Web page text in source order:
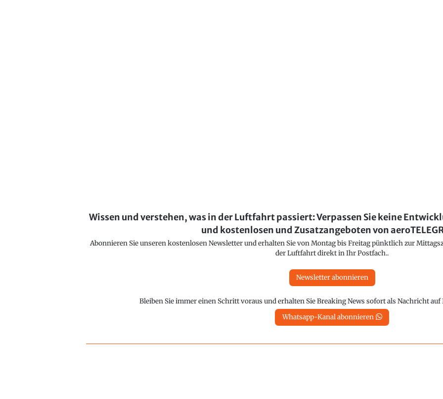
Wissen und verstehen, was in der Luftfahrt passiert: Verpassen Sie keine
und kostenlosen und Zusatzangeboten von
Abonnieren Sie unseren kostenlosen Newsletter und erhalten Sie von Montag bis Freitag pünktlich zur
der Luftfahrt direkt in Ihr Postfach..
Newsletter abonnieren
Bleiben Sie immer einen Schritt voraus und erhalten Sie Breaking News sofort als Nachricht
Whatsapp-Kanal abonnieren